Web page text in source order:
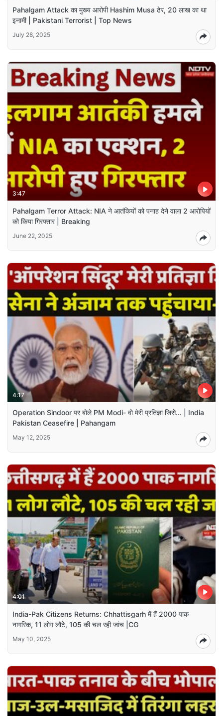
Pahalgam Attack का मुख्य आरोपी Hashim Musa ढेर, 20 लाख का था
इनामी | Pakistani Terrorist | Top News
July 28, 2025
3:47
Pahalgam Terror Attack: NIA ने आतंकियों को पनाह देने वाला 2 आरोपियों
को किया गिरफ्तार | Breaking
June 22, 2025
4:17
Operation Sindoor पर बोले PM Modi- वो मेरी प्रतिज्ञा जिसे... | India
Pakistan Ceasefire | Pahangam
May 12, 2025
4:01
India-Pak Citizens Returns: Chhattisgarh में हैं 2000 पाक
नागरिक, 11 लोग लौटे, 105 की चल रही जांच |CG
May 10, 2025